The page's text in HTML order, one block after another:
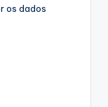
os dados